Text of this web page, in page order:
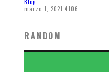
marzo 1, 2021 4106
RANDOM